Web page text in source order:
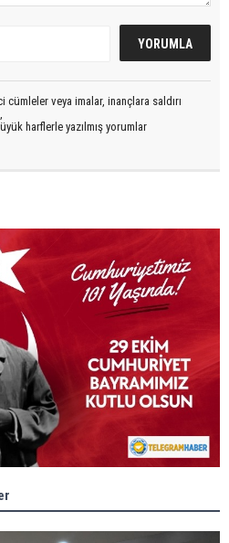
veya imalar, inançlara saldırı
harflerle yazılmış yorumlar